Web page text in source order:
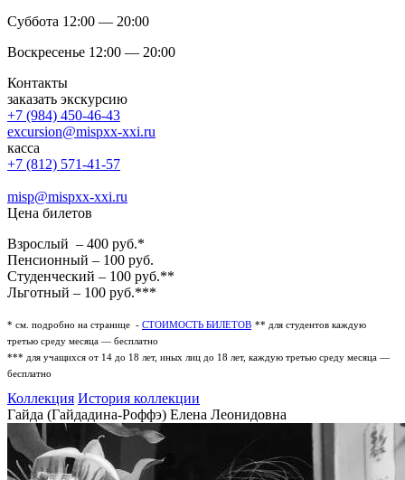
Суббота 12:00 — 20:00
Воскресенье 12:00 — 20:00
Контакты
заказать экскурсию
+7 (984) 450-46-43
excursion@mispxx-xxi.ru
касса
+7 (812) 571-41-57
misp@mispxx-xxi.ru
Цена билетов
Взрослый – 400 руб.*
Пенсионный – 100 руб.
Студенческий – 100 руб.**
Льготный – 100 руб.***
* см. подробно на странице - СТОИМОСТЬ БИЛЕТОВ ** для студентов каждую
третью среду месяца — бесплатно
*** для учащихся от 14 до 18 лет, иных лиц до 18 лет, каждую третью среду месяца —
бесплатно
Коллекция История коллекции
Гайда (Гайдадина-Роффэ) Елена Леонидовна